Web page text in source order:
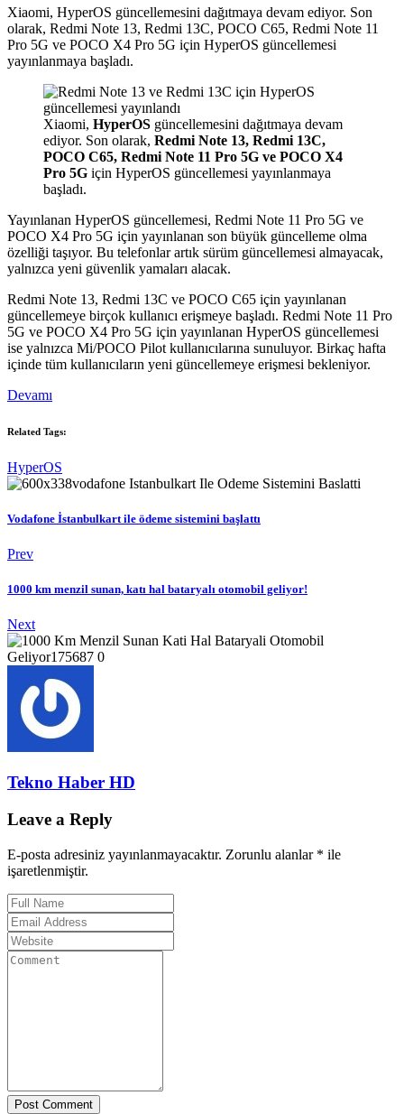
Xiaomi, HyperOS güncellemesini dağıtmaya devam ediyor. Son
olarak, Redmi Note 13, Redmi 13C, POCO C65, Redmi Note 11
Pro 5G ve POCO X4 Pro 5G için HyperOS güncellemesi
yayınlanmaya başladı.
Xiaomi, HyperOS güncellemesini dağıtmaya devam
ediyor. Son olarak, Redmi Note 13, Redmi 13C,
POCO C65, Redmi Note 11 Pro 5G ve POCO X4
Pro 5G için HyperOS güncellemesi yayınlanmaya
başladı.
Yayınlanan HyperOS güncellemesi, Redmi Note 11 Pro 5G ve
POCO X4 Pro 5G için yayınlanan son büyük güncelleme olma
özelliği taşıyor. Bu telefonlar artık sürüm güncellemesi almayacak,
yalnızca yeni güvenlik yamaları alacak.
Redmi Note 13, Redmi 13C ve POCO C65 için yayınlanan
güncellemeye birçok kullanıcı erişmeye başladı. Redmi Note 11 Pro
5G ve POCO X4 Pro 5G için yayınlanan HyperOS güncellemesi
ise yalnızca Mi/POCO Pilot kullanıcılarına sunuluyor. Birkaç hafta
içinde tüm kullanıcıların yeni güncellemeye erişmesi bekleniyor.
Devamı
Related Tags:
HyperOS
Vodafone İstanbulkart ile ödeme sistemini başlattı
Prev
1000 km menzil sunan, katı hal bataryalı otomobil geliyor!
Next
Tekno Haber HD
Leave a Reply
E-posta adresiniz yayınlanmayacaktır. Zorunlu alanlar * ile
işaretlenmiştir.
Post Comment